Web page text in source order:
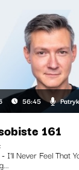
56:45
161
I'll Never Feel That